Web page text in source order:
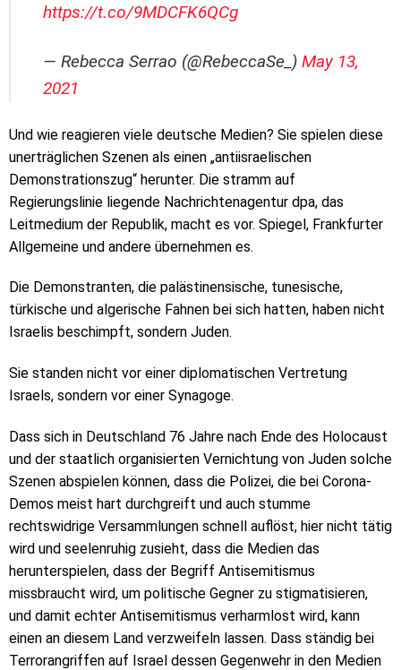
https://t.co/9MDCFK6QCg
— Rebecca Serrao (@RebeccaSe_) May 13,
2021
Und wie reagieren viele deutsche Medien? Sie spielen diese
unerträglichen Szenen als einen „antiisraelischen
Demonstrationszug“ herunter. Die stramm auf
Regierungslinie liegende Nachrichtenagentur dpa, das
Leitmedium der Republik, macht es vor. Spiegel, Frankfurter
Allgemeine und andere übernehmen es.
Die Demonstranten, die palästinensische, tunesische,
türkische und algerische Fahnen bei sich hatten, haben nicht
Israelis beschimpft, sondern Juden.
Sie standen nicht vor einer diplomatischen Vertretung
Israels, sondern vor einer Synagoge.
Dass sich in Deutschland 76 Jahre nach Ende des Holocaust
und der staatlich organisierten Vernichtung von Juden solche
Szenen abspielen können, dass die Polizei, die bei Corona-
Demos meist hart durchgreift und auch stumme
rechtswidrige Versammlungen schnell auflöst, hier nicht tätig
wird und seelenruhig zusieht, dass die Medien das
herunterspielen, dass der Begriff Antisemitismus
missbraucht wird, um politische Gegner zu stigmatisieren,
und damit echter Antisemitismus verharmlost wird, kann
einen an diesem Land verzweifeln lassen. Dass ständig bei
Terrorangriffen auf Israel dessen Gegenwehr in den Medien